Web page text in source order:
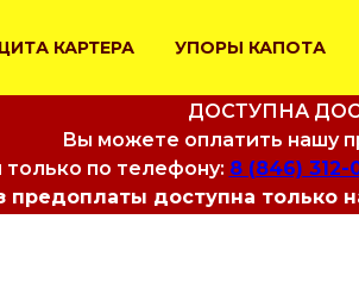
КАРТЕРА УПОРЫ КАПОТА
ДОСТУПНА
Вы можете оплатить нашу
по телефону: 8 (846) 312-
доступна только